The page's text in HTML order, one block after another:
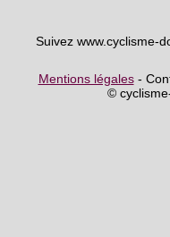
Suivez www.cyclisme-
Mentions légales-
©